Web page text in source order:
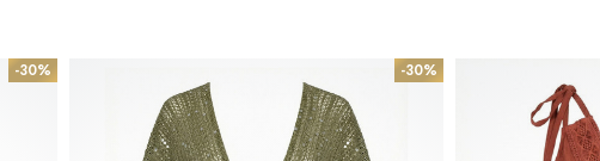
-30% -30%